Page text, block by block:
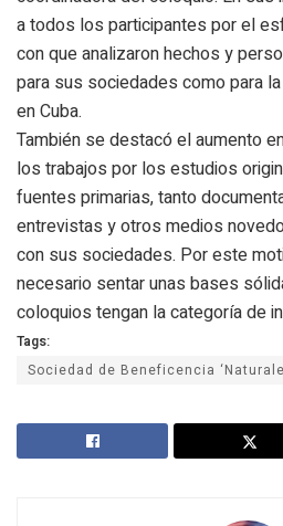
a todos los participantes por el
con que analizaron hechos y
para sus sociedades como para
en Cuba.
También se destacó el aumento
los trabajos por los estudios
fuentes primarias, tanto
entrevistas y otros medios
con sus sociedades. Por este
necesario sentar unas bases
coloquios tengan la categoría de
Tags:
Sociedad de Beneficencia